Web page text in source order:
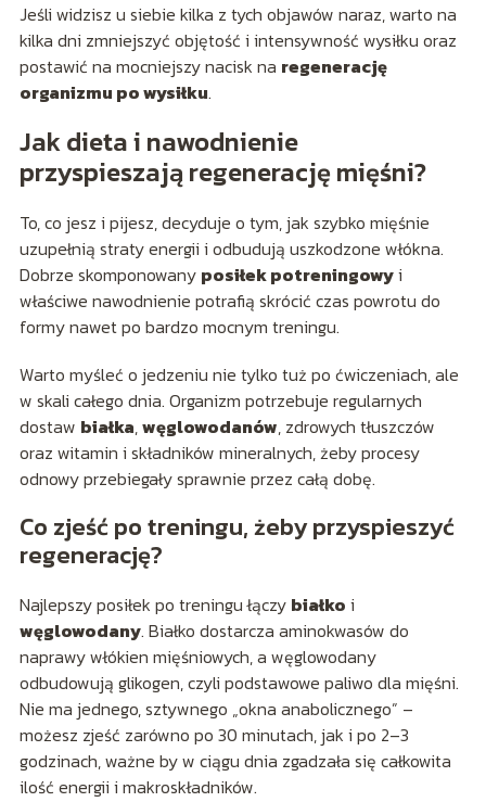
Jeśli widzisz u siebie kilka z tych objawów naraz, warto na
kilka dni zmniejszyć objętość i intensywność wysiłku oraz
postawić na mocniejszy nacisk na regenerację
organizmu po wysiłku.
Jak dieta i nawodnienie
przyspieszają regenerację mięśni?
To, co jesz i pijesz, decyduje o tym, jak szybko mięśnie
uzupełnią straty energii i odbudują uszkodzone włókna.
Dobrze skomponowany posiłek potreningowyi
właściwe nawodnienie potrafią skrócić czas powrotu do
formy nawet po bardzo mocnym treningu.
Warto myśleć o jedzeniu nie tylko tuż po ćwiczeniach, ale
w skali całego dnia. Organizm potrzebuje regularnych
dostaw białka,węglowodanów, zdrowych tłuszczów
oraz witamin i składników mineralnych, żeby procesy
odnowy przebiegały sprawnie przez całą dobę.
Co zjeść po treningu, żeby przyspieszyć
regenerację?
Najlepszy posiłek po treningu łączy białko i
węglowodany. Białko dostarcza aminokwasów do
naprawy włókien mięśniowych, a węglowodany
odbudowują glikogen, czyli podstawowe paliwo dla mięśni.
Nie ma jednego, sztywnego „okna anabolicznego” –
możesz zjeść zarówno po 30 minutach, jak i po 2–3
godzinach, ważne by w ciągu dnia zgadzała się całkowita
ilość energii i makroskładników.